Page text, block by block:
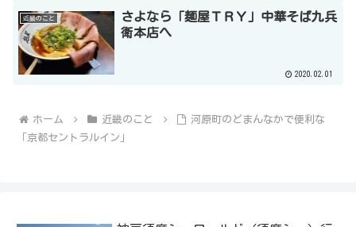
近畿のこと
さよなら「麺屋ＴＲＹ」中華そば九兵
衛本店へ
2020.02.01
ホーム 近畿のこと
河原町のどまんなかで便利な
「京都セントラルイン」